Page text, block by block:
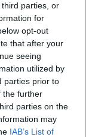
parties, or
for
opt-out
that after your
seeing
utilized by
parties prior to
the further
parties on the
may
IAB’s List of
sa na
nakrzyczeć
wpisuje tylko
ostatniej
zrobili
grze to